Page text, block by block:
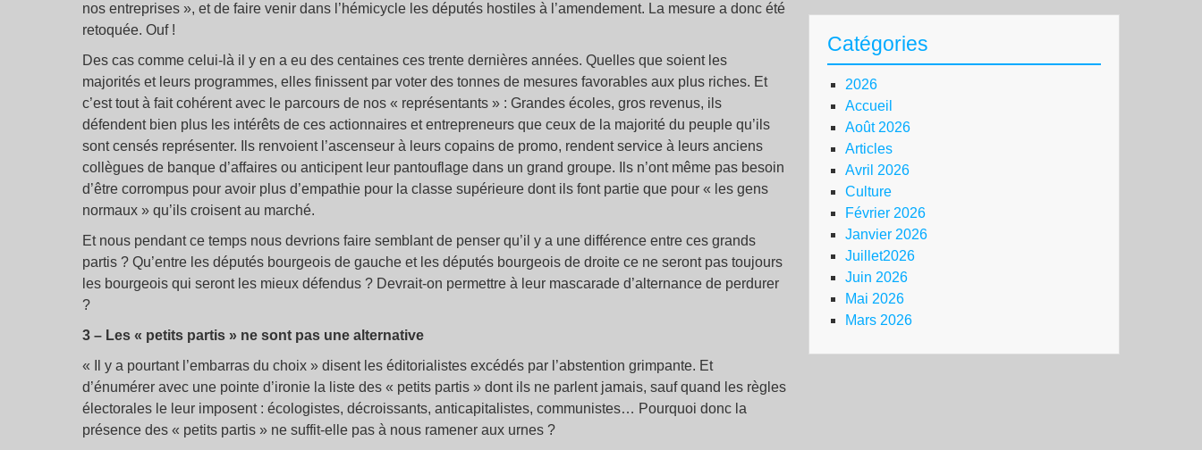
nos entreprises », et de faire venir dans l’hémicycle les députés hostiles à l’amendement. La mesure a donc été
retoquée. Ouf !
Des cas comme celui-là il y en a eu des centaines ces trente dernières années. Quelles que soient les
majorités et leurs programmes, elles finissent par voter des tonnes de mesures favorables aux plus riches. Et
c’est tout à fait cohérent avec le parcours de nos « représentants » : Grandes écoles, gros revenus, ils
défendent bien plus les intérêts de ces actionnaires et entrepreneurs que ceux de la majorité du peuple qu’ils
sont censés représenter. Ils renvoient l’ascenseur à leurs copains de promo, rendent service à leurs anciens
collègues de banque d’affaires ou anticipent leur pantouflage dans un grand groupe. Ils n’ont même pas besoin
d’être corrompus pour avoir plus d’empathie pour la classe supérieure dont ils font partie que pour « les gens
normaux » qu’ils croisent au marché.
Et nous pendant ce temps nous devrions faire semblant de penser qu’il y a une différence entre ces grands
partis ? Qu’entre les députés bourgeois de gauche et les députés bourgeois de droite ce ne seront pas toujours
les bourgeois qui seront les mieux défendus ? Devrait-on permettre à leur mascarade d’alternance de perdurer
?
3 – Les « petits partis » ne sont pas une alternative
« Il y a pourtant l’embarras du choix » disent les éditorialistes excédés par l’abstention grimpante. Et
d’énumérer avec une pointe d’ironie la liste des « petits partis » dont ils ne parlent jamais, sauf quand les règles
électorales le leur imposent : écologistes, décroissants, anticapitalistes, communistes… Pourquoi donc la
présence des « petits partis » ne suffit-elle pas à nous ramener aux urnes ?
Catégories
2026
Accueil
Août 2026
Articles
Avril 2026
Culture
Février 2026
Janvier 2026
Juillet2026
Juin 2026
Mai 2026
Mars 2026